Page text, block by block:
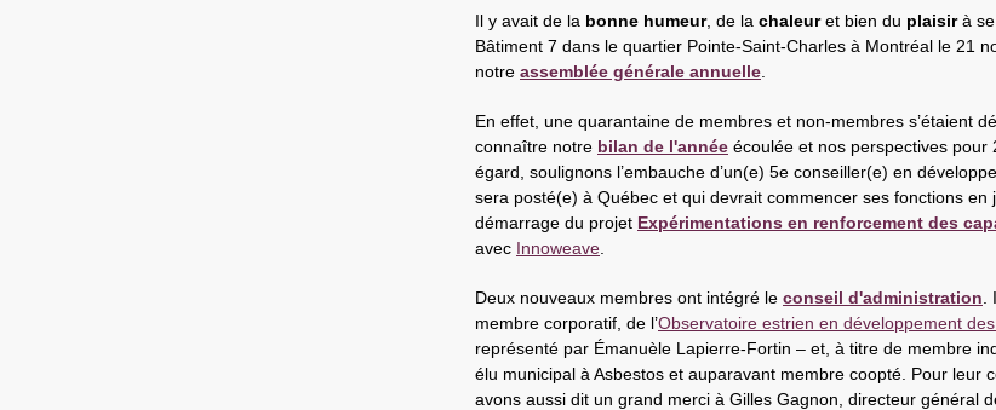
Il y avait de la bonne humeur, de la chaleuret bien du plaisirà se
Bâtiment 7 dans le quartier Pointe-Saint-Charles à Montréal le 21
notre assemblée générale annuelle
En effet, une quarantaine de membres et non-membres s’étaient
connaître notre bilan de l'année écoulée et nos perspectives pour
égard, soulignons l’embauche d’un(e) 5e conseiller(e) en
sera posté(e) à Québec et qui devrait commencer ses fonctions en
démarrage du projet Expérimentations en renforcement des
avec Innoweave
Deux nouveaux membres ont intégré le conseil d'administration
membre corporatif, de l’Observatoire estrien en développement
représenté par Émanuèle Lapierre-Fortin – et, à titre de membre
élu municipal à Asbestos et auparavant membre coopté. Pour leur
avons aussi dit un grand merci à Gilles Gagnon, directeur général